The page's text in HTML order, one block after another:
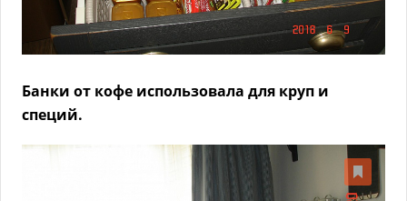
Банки от кофе использовала для круп и
специй.